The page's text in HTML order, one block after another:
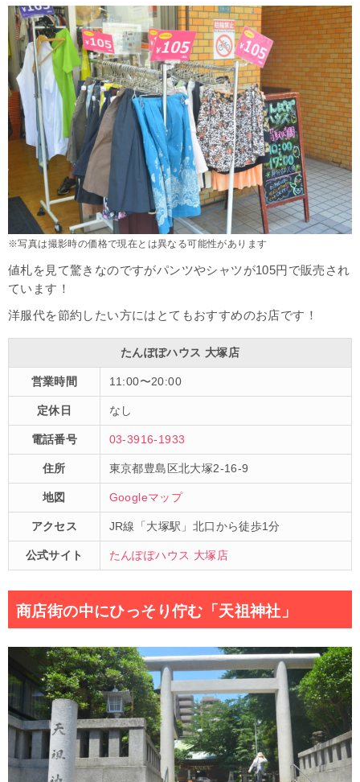
※写真は撮影時の価格で現在とは異なる可能性があります
値札を見て驚きなのですがパンツやシャツが105円で販売され
ています！
洋服代を節約したい方にはとてもおすすめのお店です！
たんぽぽハウス 大塚店
営業時間 11:00〜20:00
定休日 なし
電話番号 03-3916-1933
住所 東京都豊島区北大塚2-16-9
地図 Googleマップ
アクセス JR線「大塚駅」北口から徒歩1分
公式サイト たんぽぽハウス 大塚店
商店街の中にひっそり佇む「天祖神社」